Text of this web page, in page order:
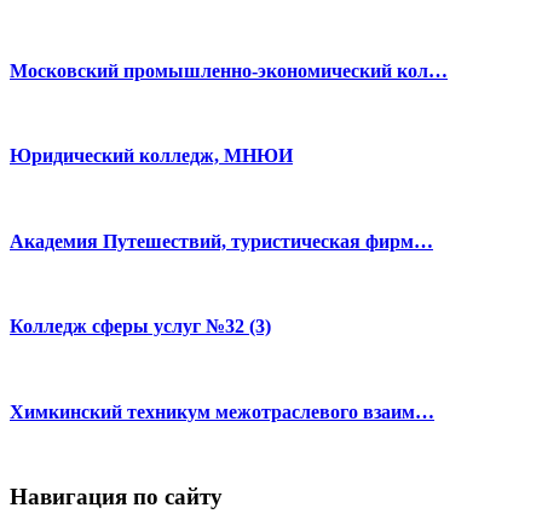
Московский промышленно-экономический кол…
Юридический колледж, МНЮИ
Академия Путешествий, туристическая фирм…
Колледж сферы услуг №32 (3)
Химкинский техникум межотраслевого взаим…
Навигация по сайту